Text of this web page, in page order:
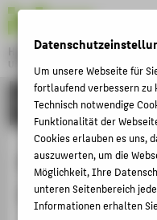
Hochschule für Technik und
University of Applied Sciences
Menu
FORSCHUNG
Künstliche
THEMEN
CAMPUS
STUDIUM
LEHRE
Um unsere Webseite für
fortlaufend verbessern zu
Technisch notwendige
Funktionalität der
Cookies erlauben es uns,
auszuwerten, um die
Möglichkeit, Ihre
unteren Seitenbereich
Informationen erhalten